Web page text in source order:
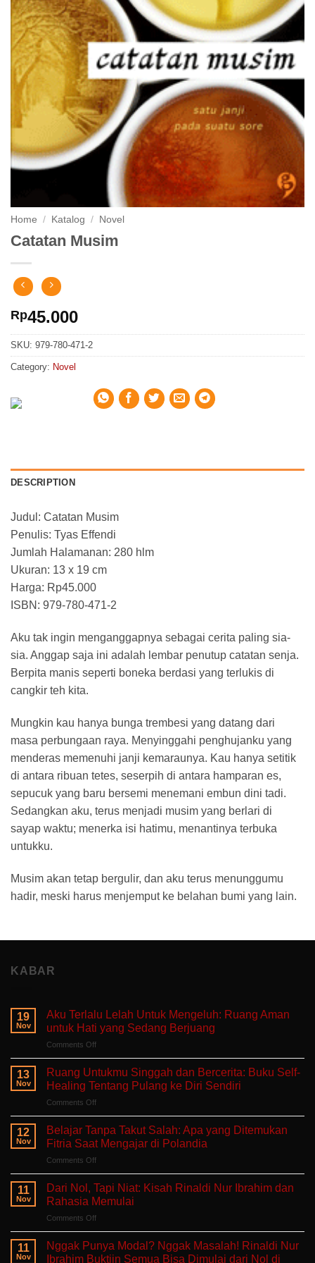
Home / Katalog / Novel
Catatan Musim
Rp45.000
SKU: 979-780-471-2
Category: Novel
DESCRIPTION
Judul: Catatan Musim
Penulis: Tyas Effendi
Jumlah Halamanan: 280 hlm
Ukuran: 13 x 19 cm
Harga: Rp45.000
ISBN: 979-780-471-2
Aku tak ingin menganggapnya sebagai cerita paling sia-
sia. Anggap saja ini adalah lembar penutup catatan senja.
Berpita manis seperti boneka berdasi yang terlukis di
cangkir teh kita.
Mungkin kau hanya bunga trembesi yang datang dari
masa perbungaan raya. Menyinggahi penghujanku yang
menderas memenuhi janji kemaraunya. Kau hanya setitik
di antara ribuan tetes, seserpih di antara hamparan es,
sepucuk yang baru bersemi menemani embun dini tadi.
Sedangkan aku, terus menjadi musim yang berlari di
sayap waktu; menerka isi hatimu, menantinya terbuka
untukku.
Musim akan tetap bergulir, dan aku terus menunggumu
hadir, meski harus menjemput ke belahan bumi yang lain.
KABAR
19
Nov
Aku Terlalu Lelah Untuk Mengeluh: Ruang Aman
untuk Hati yang Sedang Berjuang
Comments Offon
Terlalu
Untuk
Mengeluh:
Ruang
Aman
untuk
Sedang
Berjuang
13
Nov
Ruang Untukmu Singgah dan Bercerita: Buku Self-
Healing Tentang Pulang ke Diri Sendiri
Comments Offon
Untukmu
Singgah
dan
Bercerita:
Buku
Self-
Healing
ke
Diri
Sendiri
12
Nov
Belajar Tanpa Takut Salah: Apa yang Ditemukan
Fitria Saat Mengajar di Polandia
Comments Offon
Tanpa
Takut
Salah:
Apa
yang
Ditemukan
Fitria
11
Nov
Dari Nol, Tapi Niat: Kisah Rinaldi Nur Ibrahim dan
Rahasia Memulai
Comments Offon
Tapi
11
Nov
Nggak Punya Modal? Nggak Masalah! Rinaldi Nur
Ibrahim Buktiin Semua Bisa Dimulai dari Nol di